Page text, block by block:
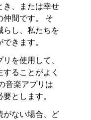
き、または幸せ
仲間です。 そ
らし、私たちを
きます。
を使用して、
ることがよく
音楽アプリは
とします。
がない場合、ど